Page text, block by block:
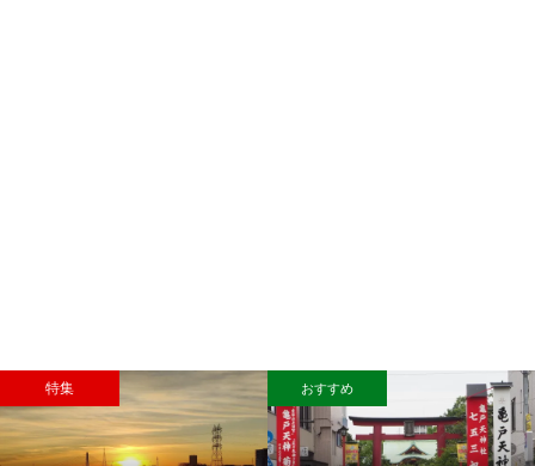
特集 おすすめ